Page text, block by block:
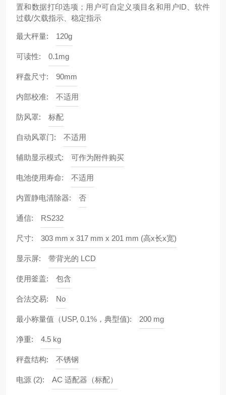
置和数据打印选项；用户可自定义项目名和用户ID、软件
过载/欠载指示、稳定指示
最大秤量: 120g
可读性: 0.1mg
秤盘尺寸: 90mm
内部校准: 不适用
防风罩: 标配
自动风罩门: 不适用
辅助显示模式: 可作为附件购买
电池使用寿命: 不适用
内置静电清除器: 否
通信: RS232
尺寸: 303 mm x 317 mm x 201 mm (高x长x宽)
显示屏: 带背光的 LCD
使用釜盖: 包含
合法交易: No
最小称量值（USP, 0.1%，典型值): 200 mg
净重: 4.5 kg
秤盘结构: 不锈钢
电源 (2): AC 适配器（标配）